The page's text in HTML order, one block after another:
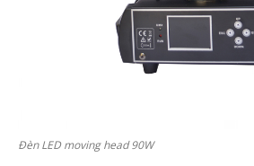
Đèn LED moving head 90W